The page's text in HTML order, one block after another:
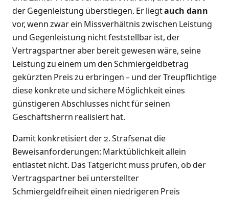
der Gegenleistung überstiegen. Er liegtauch dann
vor, wenn zwar ein Missverhältnis zwischen Leistung
und Gegenleistung nicht feststellbar ist, der
Vertragspartner aber bereit gewesen wäre, seine
Leistung zu einem um den Schmiergeldbetrag
gekürzten Preis zu erbringen – und der Treupflichtige
diese konkrete und sichere Möglichkeit eines
günstigeren Abschlusses nicht für seinen
Geschäftsherrn realisiert hat.
Damit konkretisiert der 2. Strafsenat die
Beweisanforderungen: Marktüblichkeit allein
entlastet nicht. Das Tatgericht muss prüfen, ob der
Vertragspartner bei unterstellter
Schmiergeldfreiheit einen niedrigeren Preis